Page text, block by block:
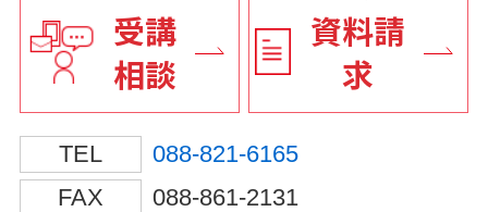
受講
相談
資料請
求
TEL
088-821-6165
FAX
088-861-2131